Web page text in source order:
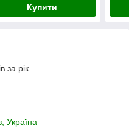
Купити
за рік
Україна